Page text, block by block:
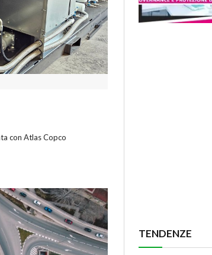
con Atlas Copco
TENDENZE